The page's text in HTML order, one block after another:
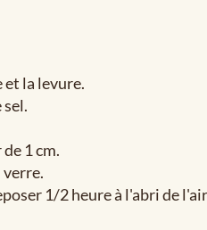
et la levure.
1 cm.
1/2 heure à l'abri de